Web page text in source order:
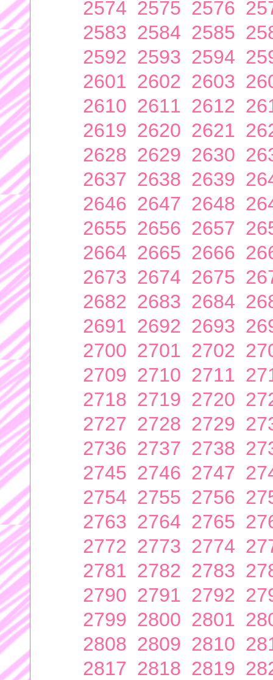
2574 2575 2576
2583 2584 2585
2592 2593 2594
2601 2602 2603
2610 2611 2612
2619 2620 2621
2628 2629 2630
2637 2638 2639
2646 2647 2648
2655 2656 2657
2664 2665 2666
2673 2674 2675
2682 2683 2684
2691 2692 2693
2700 2701 2702
2709 2710 2711
2718 2719 2720
2727 2728 2729
2736 2737 2738
2745 2746 2747
2754 2755 2756
2763 2764 2765
2772 2773 2774
2781 2782 2783
2790 2791 2792
2799 2800 2801
2808 2809 2810
2817 2818 2819